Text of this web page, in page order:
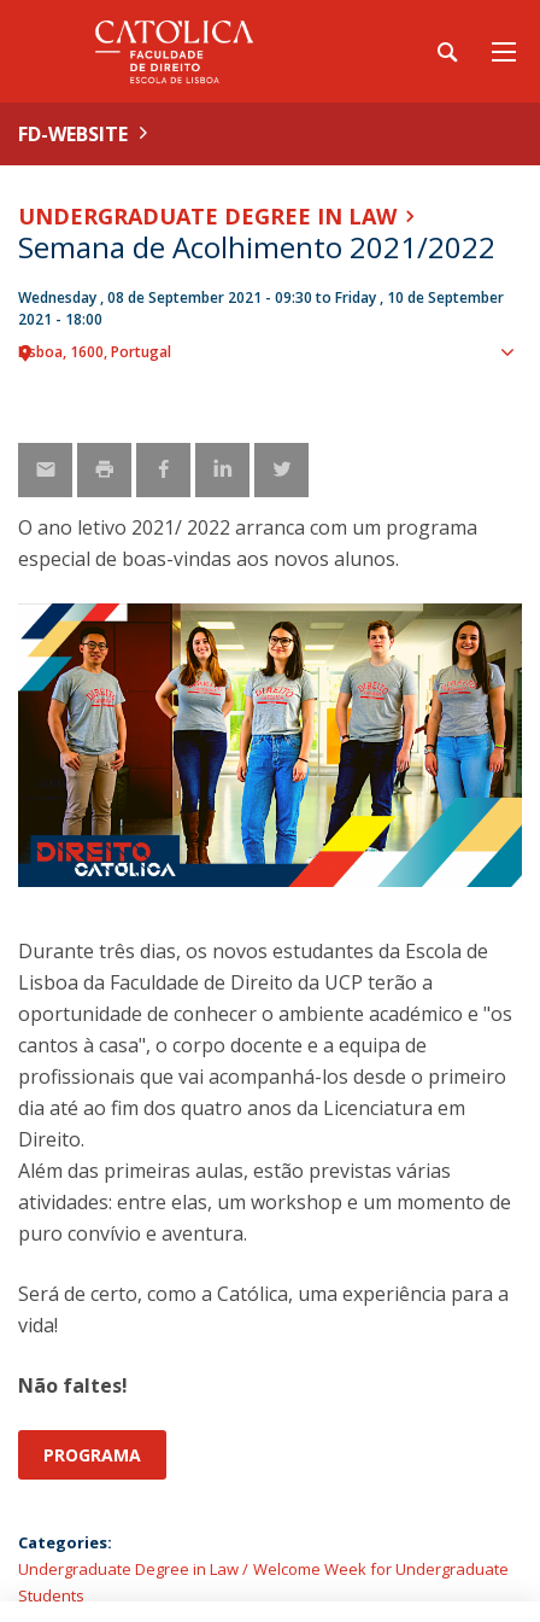
FD-WEBSITE
UNDERGRADUATE DEGREE IN LAW
Semana de Acolhimento 2021/2022
Wednesday , 08 de September 2021 - 09:30to Friday , 10 de September
2021 - 18:00
Lisboa 1600 Portugal
O ano letivo 2021/ 2022 arranca com um programa
especial de boas-vindas aos novos alunos.
Durante três dias, os novos estudantes da Escola de
Lisboa da Faculdade de Direito da UCP terão a
oportunidade de conhecer o ambiente académico e "os
cantos à casa", o corpo docente e a equipa de
profissionais que vai acompanhá-los desde o primeiro
dia até ao fim dos quatro anos da Licenciatura em
Direito.
Além das primeiras aulas, estão previstas várias
atividades: entre elas, um workshop e um momento de
puro convívio e aventura.
Será de certo, como a Católica, uma experiência para a
vida!
Não faltes!
PROGRAMA
Categories:
Undergraduate Degree in Law
Welcome Week for Undergraduate
Students